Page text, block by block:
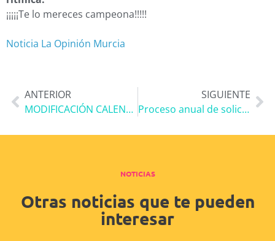
¡¡¡¡¡Te lo mereces campeona!!!!!
Noticia La Opinión Murcia
ANTERIOR
MODIFICACIÓN CALENDARIO INICIO DE CURSO ESCOLAR 2018/19
SIGUIENTE
Proceso anual de solicitud de plaza escolar curso 2019-20. ESO y Bachillerato.
NOTICIAS
Otras noticias que te pueden
interesar